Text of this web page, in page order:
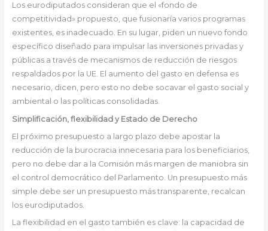
Los eurodiputados consideran que el «fondo de
competitividad» propuesto, que fusionaría varios programas
existentes, es inadecuado. En su lugar, piden un nuevo fondo
específico diseñado para impulsar las inversiones privadas y
públicas a través de mecanismos de reducción de riesgos
respaldados por la UE. El aumento del gasto en defensa es
necesario, dicen, pero esto no debe socavar el gasto social y
ambiental o las políticas consolidadas.
Simplificación, flexibilidad y Estado de Derecho
El próximo presupuesto a largo plazo debe apostar la
reducción de la burocracia innecesaria para los beneficiarios,
pero no debe dar a la Comisión más margen de maniobra sin
el control democrático del Parlamento. Un presupuesto más
simple debe ser un presupuesto más transparente, recalcan
los eurodiputados.
La flexibilidad en el gasto también es clave: la capacidad de